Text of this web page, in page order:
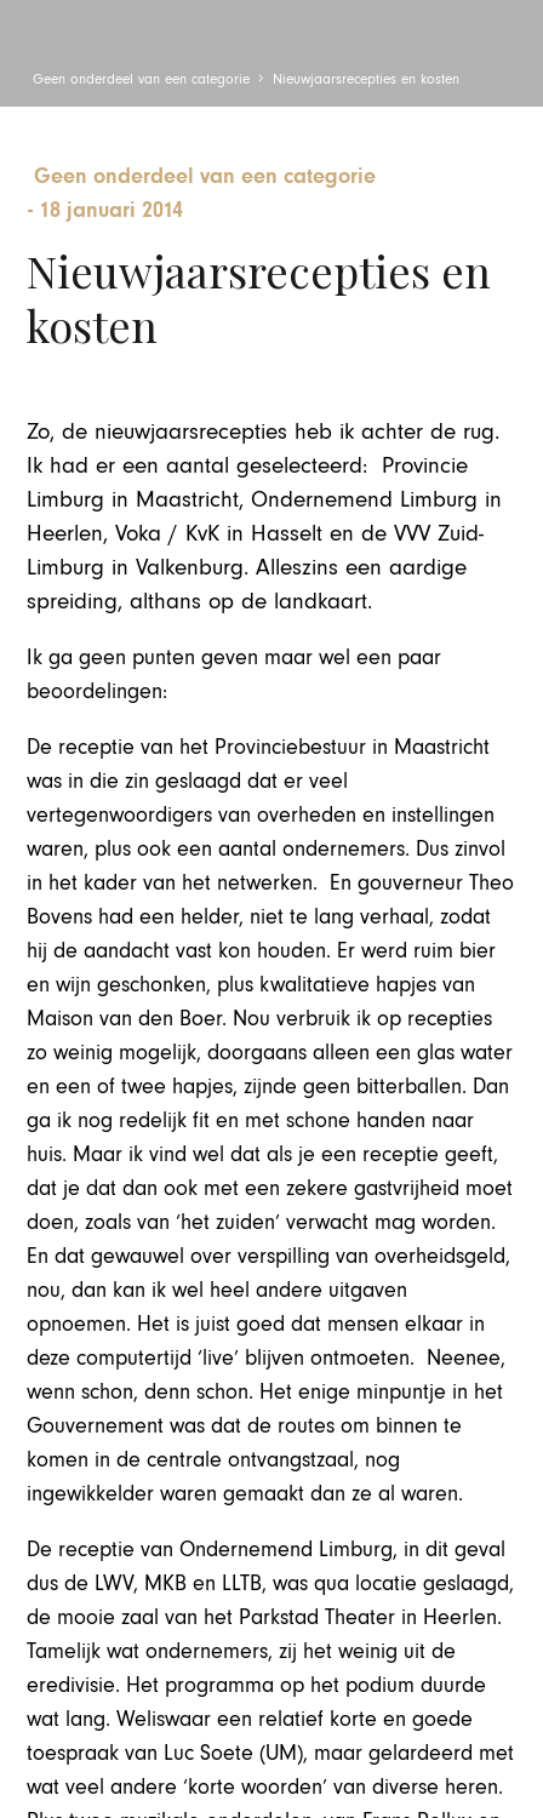
Geen onderdeel van een categorie Nieuwjaarsrecepties en kosten
Geen onderdeel van een categorie
- 18 januari 2014
Nieuwjaarsrecepties en
kosten
Zo, de nieuwjaarsrecepties heb ik achter de rug.
Ik had er een aantal geselecteerd: Provincie
Limburg in Maastricht, Ondernemend Limburg in
Heerlen, Voka / KvK in Hasselt en de VVV Zuid-
Limburg in Valkenburg. Alleszins een aardige
spreiding, althans op de landkaart.
Ik ga geen punten geven maar wel een paar
beoordelingen:
De receptie van het Provinciebestuur in Maastricht
was in die zin geslaagd dat er veel
vertegenwoordigers van overheden en instellingen
waren, plus ook een aantal ondernemers. Dus zinvol
in het kader van het netwerken. En gouverneur Theo
Bovens had een helder, niet te lang verhaal, zodat
hij de aandacht vast kon houden. Er werd ruim bier
en wijn geschonken, plus kwalitatieve hapjes van
Maison van den Boer. Nou verbruik ik op recepties
zo weinig mogelijk, doorgaans alleen een glas water
en een of twee hapjes, zijnde geen bitterballen. Dan
ga ik nog redelijk fit en met schone handen naar
huis. Maar ik vind wel dat als je een receptie geeft,
dat je dat dan ook met een zekere gastvrijheid moet
doen, zoals van ‘het zuiden’ verwacht mag worden.
En dat gewauwel over verspilling van overheidsgeld,
nou, dan kan ik wel heel andere uitgaven
opnoemen. Het is juist goed dat mensen elkaar in
deze computertijd ‘live’ blijven ontmoeten. Neenee,
wenn schon, denn schon. Het enige minpuntje in het
Gouvernement was dat de routes om binnen te
komen in de centrale ontvangstzaal, nog
ingewikkelder waren gemaakt dan ze al waren.
De receptie van Ondernemend Limburg, in dit geval
dus de LWV, MKB en LLTB, was qua locatie geslaagd,
de mooie zaal van het Parkstad Theater in Heerlen.
Tamelijk wat ondernemers, zij het weinig uit de
eredivisie. Het programma op het podium duurde
wat lang. Weliswaar een relatief korte en goede
toespraak van Luc Soete (UM), maar gelardeerd met
wat veel andere ‘korte woorden’ van diverse heren.